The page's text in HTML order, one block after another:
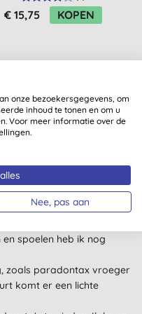
Gezicht SPF50 -
Original White (45gr)
€ 15,75 KOPEN
gel niet meer
een goede vervanger,
spoelen heb ik nog
zoals paradontax vroeger
komt er een lichte
onze bezoekersgegevens, om
inhoud te tonen en om u
Voor meer informatie over de
Nee, pas aan